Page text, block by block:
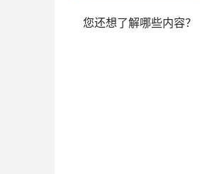
您还想了解哪些内容？